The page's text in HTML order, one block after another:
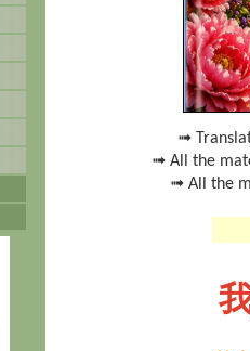
➟
➟ All the
➟ All the